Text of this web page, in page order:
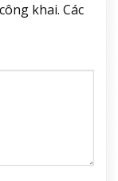
khai. Các